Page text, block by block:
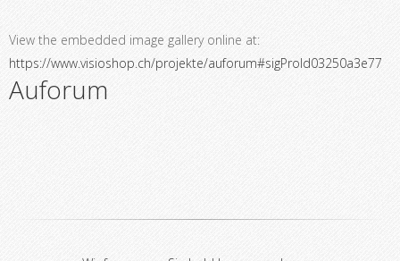
View the embedded image gallery online at:
https://www.visioshop.ch/projekte/auforum#sigProId03250a3e77
Auforum